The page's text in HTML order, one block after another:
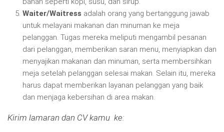
Waiter/Waitress adalah orang yang bertanggung jawab
untuk melayani makanan dan minuman ke meja
pelanggan. Tugas mereka meliputi mengambil pesanan
dari pelanggan, memberikan saran menu, menyiapkan dan
menyajikan makanan dan minuman, serta membersihkan
meja setelah pelanggan selesai makan. Selain itu, mereka
harus dapat memberikan layanan pelanggan yang baik
dan menjaga kebersihan di area makan.
Kirim lamaran dan CV kamu ke: